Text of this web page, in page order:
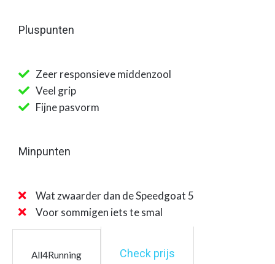
Pluspunten
Zeer responsieve middenzool
Veel grip
Fijne pasvorm
Minpunten
Wat zwaarder dan de Speedgoat 5
Voor sommigen iets te smal
All4Running Check prijs